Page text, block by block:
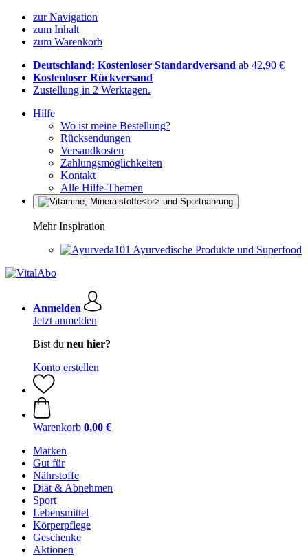
zur Navigation
zum Inhalt
zum Warenkorb
Deutschland: Kostenloser Standardversand ab 42,90 €
Kostenloser Rückversand
Zustellung in 2 Werktagen.
Hilfe
Wo ist meine Bestellung?
Rücksendungen
Versandkosten
Zahlungsmöglichkeiten
Kontakt
Alle Hilfe-Themen
Mehr Inspiration
Ayurvedische Produkte und Superfood
Anmelden
Jetzt anmelden
Bist du neu hier?
Konto erstellen
Warenkorb 0,00 €
Marken
Gut für
Nährstoffe
Diät & Abnehmen
Sport
Lebensmittel
Körperpflege
Geschenke
Aktionen